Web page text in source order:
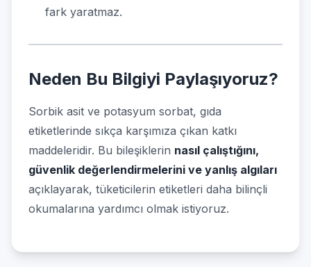
fark yaratmaz.
Neden Bu Bilgiyi Paylaşıyoruz?
Sorbik asit ve potasyum sorbat, gıda
etiketlerinde sıkça karşımıza çıkan katkı
maddeleridir. Bu bileşiklerin nasıl çalıştığını,
güvenlik değerlendirmelerini ve yanlış algıları
açıklayarak, tüketicilerin etiketleri daha bilinçli
okumalarına yardımcı olmak istiyoruz.